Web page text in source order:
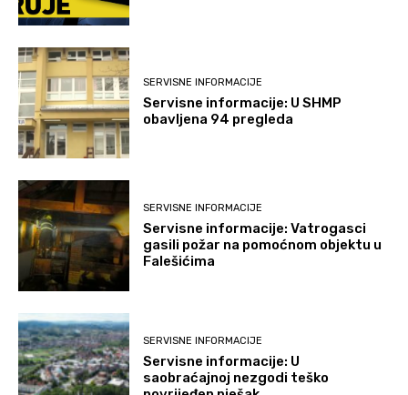
SERVISNE INFORMACIJE
Servisne informacije: U SHMP
obavljena 94 pregleda
SERVISNE INFORMACIJE
Servisne informacije: Vatrogasci
gasili požar na pomoćnom objektu u
Falešićima
SERVISNE INFORMACIJE
Servisne informacije: U
saobraćajnoj nezgodi teško